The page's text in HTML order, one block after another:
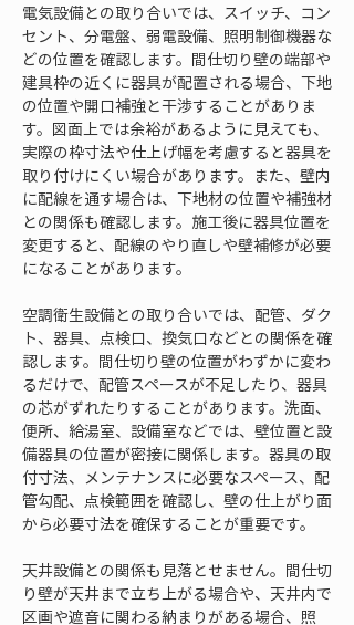
電気設備との取り合いでは、スイッチ、コン
セント、分電盤、弱電設備、照明制御機器な
どの位置を確認します。間仕切り壁の端部や
建具枠の近くに器具が配置される場合、下地
の位置や開口補強と干渉することがありま
す。図面上では余裕があるように見えても、
実際の枠寸法や仕上げ幅を考慮すると器具を
取り付けにくい場合があります。また、壁内
に配線を通す場合は、下地材の位置や補強材
との関係も確認します。施工後に器具位置を
変更すると、配線のやり直しや壁補修が必要
になることがあります。
空調衛生設備との取り合いでは、配管、ダク
ト、器具、点検口、換気口などとの関係を確
認します。間仕切り壁の位置がわずかに変わ
るだけで、配管スペースが不足したり、器具
の芯がずれたりすることがあります。洗面、
便所、給湯室、設備室などでは、壁位置と設
備器具の位置が密接に関係します。器具の取
付寸法、メンテナンスに必要なスペース、配
管勾配、点検範囲を確認し、壁の仕上がり面
から必要寸法を確保することが重要です。
天井設備との関係も見落とせません。間仕切
り壁が天井まで立ち上がる場合や、天井内で
区画や遮音に関わる納まりがある場合、照